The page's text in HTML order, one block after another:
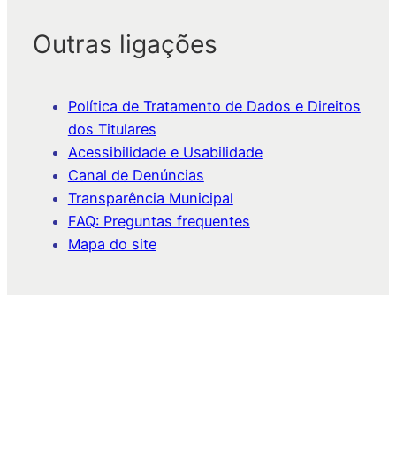
Outras ligações
Política de Tratamento de Dados e Direitos
dos Titulares
Acessibilidade e Usabilidade
Canal de Denúncias
Transparência Municipal
FAQ: Preguntas frequentes
Mapa do site